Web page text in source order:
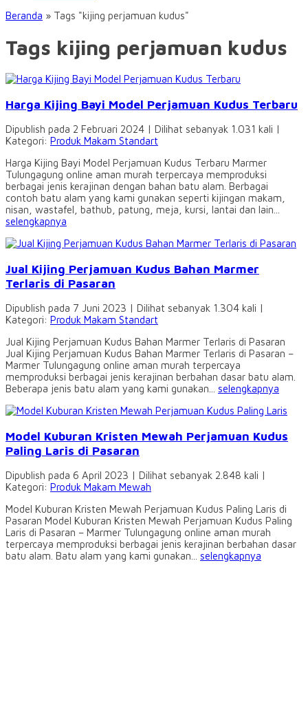
Beranda » Tags "kijing perjamuan kudus"
Tags kijing perjamuan kudus
Harga Kijing Bayi Model Perjamuan Kudus Terbaru
Dipublish pada 2 Februari 2024 | Dilihat sebanyak 1.031 kali |
Kategori: Produk Makam Standart
Harga Kijing Bayi Model Perjamuan Kudus Terbaru Marmer
Tulungagung online aman murah terpercaya memproduksi
berbagai jenis kerajinan dengan bahan batu alam. Berbagai
contoh batu alam yang kami gunakan seperti kijingan makam,
nisan, wastafel, bathub, patung, meja, kursi, lantai dan lain...
selengkapnya
Jual Kijing Perjamuan Kudus Bahan Marmer
Terlaris di Pasaran
Dipublish pada 7 Juni 2023 | Dilihat sebanyak 1.304 kali |
Kategori: Produk Makam Standart
Jual Kijing Perjamuan Kudus Bahan Marmer Terlaris di Pasaran
Jual Kijing Perjamuan Kudus Bahan Marmer Terlaris di Pasaran –
Marmer Tulungagung online aman murah terpercaya
memproduksi berbagai jenis kerajinan berbahan dasar batu alam.
Beberapa jenis batu alam yang kami gunakan... selengkapnya
Model Kuburan Kristen Mewah Perjamuan Kudus
Paling Laris di Pasaran
Dipublish pada 6 April 2023 | Dilihat sebanyak 2.848 kali |
Kategori: Produk Makam Mewah
Model Kuburan Kristen Mewah Perjamuan Kudus Paling Laris di
Pasaran Model Kuburan Kristen Mewah Perjamuan Kudus Paling
Laris di Pasaran – Marmer Tulungagung online aman murah
terpercaya memproduksi berbagai jenis kerajinan berbahan dasar
batu alam. Batu alam yang kami gunakan... selengkapnya